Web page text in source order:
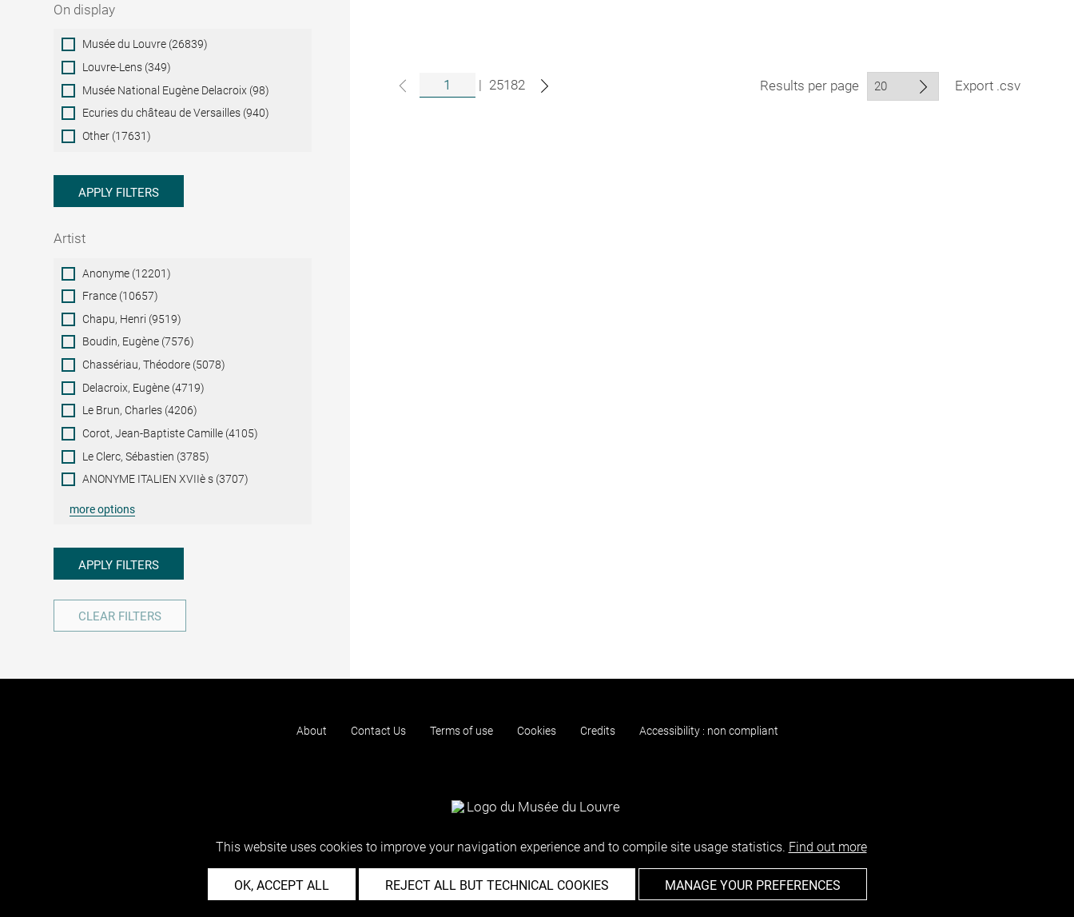
On display
On
display
Musée du Louvre (26839)
Louvre-Lens (349)
Musée National Eugène Delacroix (98)
Ecuries du château de Versailles (940)
Other (17631)
APPLY FILTERS
Artist
ArtistAnonyme (12201)
France (10657)
Chapu, Henri (9519)
Boudin, Eugène (7576)
Chassériau, Théodore (5078)
Delacroix, Eugène (4719)
Le Brun, Charles (4206)
Corot, Jean-Baptiste Camille (4105)
Le Clerc, Sébastien (3785)
ANONYME ITALIEN XVIIè s (3707)
more options
APPLY FILTERS
CLEAR FILTERS
| 25182 Results per page Export .csv
About Contact Us Terms of use Cookies Credits Accessibility : non compliant
This website uses cookies to improve your navigation experience and to compile site usage statistics. Find out more
OK, ACCEPT ALL REJECT ALL BUT TECHNICAL COOKIES MANAGE YOUR PREFERENCES